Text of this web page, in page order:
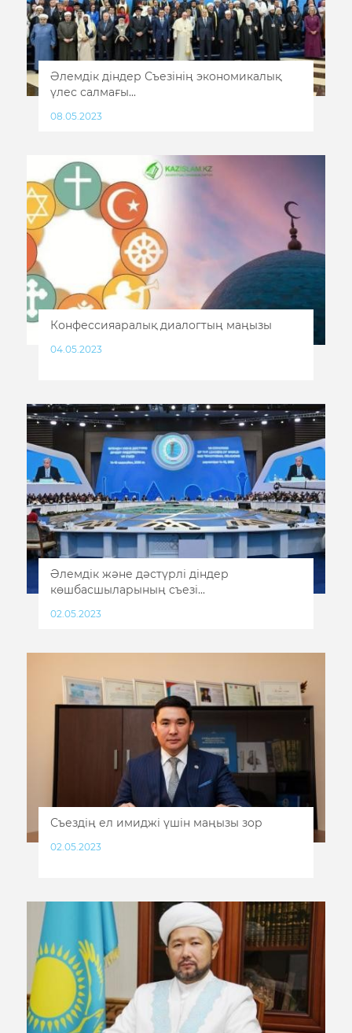
Әлемдік діндер Съезінің экономикалық
үлес салмағы...
08.05.2023
Конфессияаралық диалогтың маңызы
04.05.2023
Әлемдік және дәстүрлі діндер
көшбасшыларының съезі...
02.05.2023
Съездің ел имиджі үшін маңызы зор
02.05.2023